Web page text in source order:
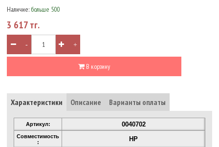
Наличие: больше 500
3 617 тг.
- +
В корзину
Характеристики Описание Варианты оплаты
Артикул: 0040702
Совместимость
:
HP